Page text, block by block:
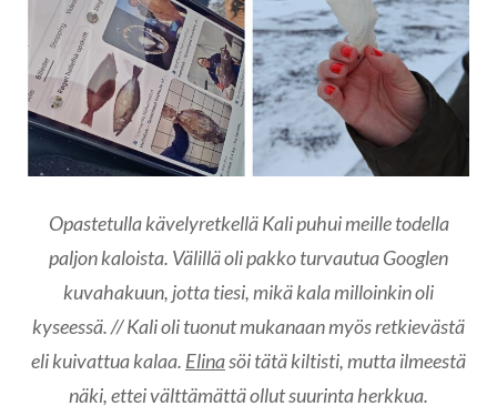
Opastetulla kävelyretkellä Kali puhui meille todella
paljon kaloista. Välillä oli pakko turvautua Googlen
kuvahakuun, jotta tiesi, mikä kala milloinkin oli
kyseessä. // Kali oli tuonut mukanaan myös retkievästä
eli kuivattua kalaa. Elinasöi tätä kiltisti, mutta ilmeestä
näki, ettei välttämättä ollut suurinta herkkua.